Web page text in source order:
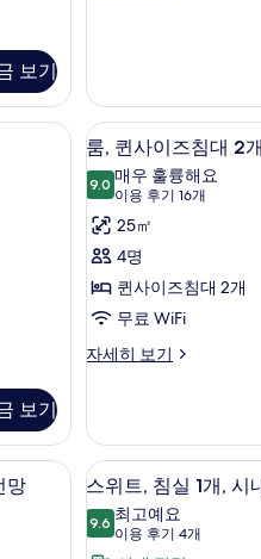
두
보
기
세
보
기
보기
장
애
인
지
원
사
진
모
두
침
대
1
개,
청
각
장
애
인
지
자
세
히
불, 객실 내 금고, 책상
보기
룸,
퀸
사
이
즈
침
대
2
각
장
애
인
6
룸, 퀸사이즈침대 2
9.09.0점 만점 중 10점
매우 훌륭해요
이용 후기 16개
(이
용
후
기
16
개)
25㎡
4명
퀸사이즈침대 2개
무료 WiFi
자세히 보기
룸,
즈
침
대
개,
불, 객실 내 금고, 책상
망
스
위
트,
7
스위트, 침실 1개, 시
9.69.6점 만점 중 10점
최고예요
이용 후기 4개
(이